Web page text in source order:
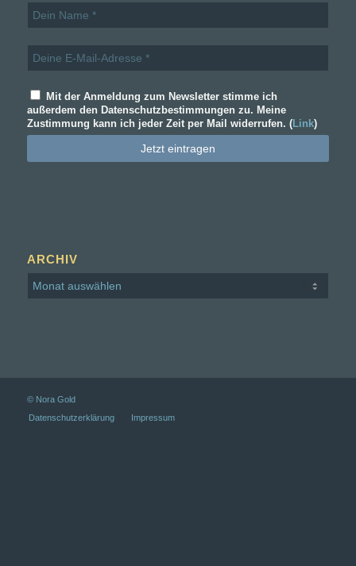
Mit der Anmeldung zum Newsletter stimme ich
außerdem den Datenschutzbestimmungen zu. Meine
Zustimmung kann ich jeder Zeit per Mail widerrufen. (Link)
ARCHIV
© Nora Gold
Datenschutz­erklärung
Impressum